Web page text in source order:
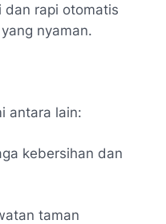
dan rapi otomatis
nyaman.
antara lain:
kebersihan dan
taman